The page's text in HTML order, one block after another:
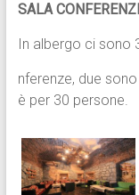
SALA
In albergo ci sono
nferenze, due
è per 30 persone.